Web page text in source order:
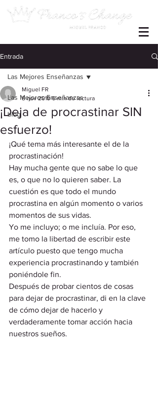
Entrada
Las Mejores Enseñanzas
blog
Las Mejores Enseñanzas
¡Deja de procrastinar SIN
esfuerzo!
Miguel FR
8 nov 2019 6 min de lectura
¡Qué tema más interesante el de la
procrastinación!
Hay mucha gente que no sabe lo que
es, o que no lo quieren saber. La
cuestión es que todo el mundo
procrastina en algún momento o varios
momentos de sus vidas.
Yo me incluyo; o me incluía. Por eso,
me tomo la libertad de escribir este
artículo puesto que tengo mucha
experiencia procrastinando y también
poniéndole fin.
Después de probar cientos de cosas
para dejar de procrastinar, di en la clave
de cómo dejar de hacerlo y
verdaderamente tomar acción hacia
nuestros sueños.